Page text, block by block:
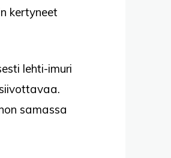
kertyneet
lehti-imuri
samassa